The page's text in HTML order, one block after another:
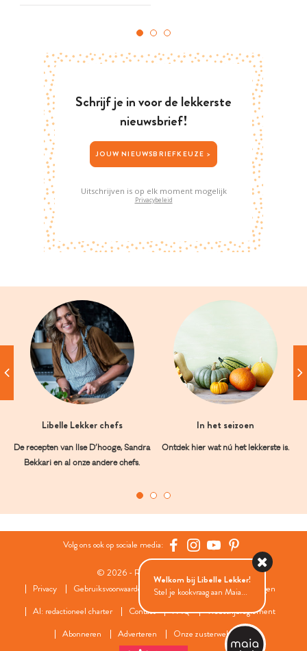
Schrijf je in voor de lekkerste
nieuwsbrief!
JOUW NIEUWSBRIEFKEUZE >
Uitschrijven is op elk moment mogelijk
Privacybeleid
Libelle Lekker chefs
De recepten van Ilse D’hooge, Sandra
Bekkari en al onze andere chefs.
In het seizoen
Ontdek hier wat nú het lekkerste is.
Volg ons ook op sociale media:
© 2026 - Roularta Media Group
Privacy
Gebruiksvoorwaarden Cookies
Cookies instellingen
AI: redactioneel charter
Contact FAQ
Wedstrijdreglement
Abonneren
Adverteren Onze zusterwebsites
Welkom bij Libelle Lekker!
Stel je kookvraag aan Maia...